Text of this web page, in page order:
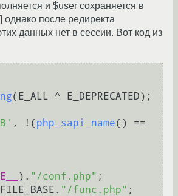
и $user сохраняется в
после редиректа
данных нет в сессии. Вот код из
(E_ALL ^ E_DEPRECATED);
, !( php_sapi_name
). "/conf.php"
FILE_BASE. "/func.php" ;